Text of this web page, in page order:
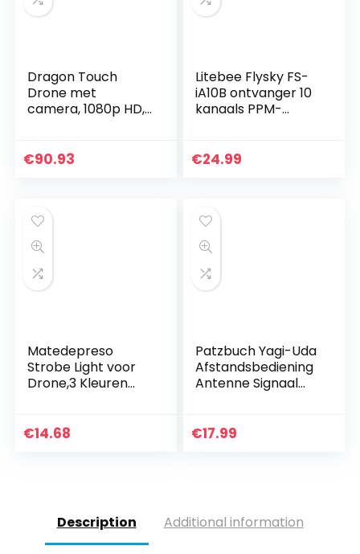
Dragon Touch
Drone met
camera, 1080p HD,
quadrocopter met
€90.93
Litebee Flysky FS-
iA10B ontvanger 10
kanaals PPM-
ontvanger voor i6
€24.99
Matedepreso
Strobe Light voor
Drone,3 Kleuren
t,Mini Drone
€14.68
Patzbuch Yagi-Uda
Afstandsbediening
Antenne Signaal
Signal Booster
€17.99
Description Additional information